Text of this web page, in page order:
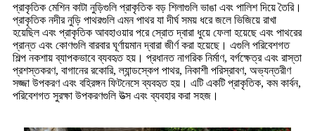
প্রাকৃতিক মেশিন কাটা নুড়িগুলি প্রাকৃতিক বড় শিলাগুলি ভাঙা এবং পালিশ দিয়ে তৈরি।
প্রাকৃতিক নদীর নুড়ি পাথরগুলি এমন পাথর যা দীর্ঘ সময় ধরে জলে ভিজিয়ে রাখা
হয়েছিল এবং প্রাকৃতিক আবহাওয়ার পরে স্রোত দ্বারা ধুয়ে ফেলা হয়েছে এবং পাথরের
প্রান্ত এবং কোণগুলি বারবার ঘূর্ণায়মান দ্বারা জীর্ণ করা হয়েছে। এগুলি পরিবেশগত
শিল্প নকশায় ব্যাপকভাবে ব্যবহৃত হয়। প্রধানত নাগরিক নির্মাণ, বর্গক্ষেত্র এবং রাস্তা
প্রশস্তকরণ, বাগানের রকোরি, ল্যান্ডস্কেপ পাথর, নিকাশী পরিস্রাবণ, অভ্যন্তরীণ
সজ্জা উপকরণ এবং বহিরঙ্গন ফিটনেসে ব্যবহৃত হয়। এটি একটি প্রাকৃতিক, কম কার্বন,
পরিবেশগত সুরক্ষা উপকরণগুলি উত্স এবং ব্যবহার করা সহজ।